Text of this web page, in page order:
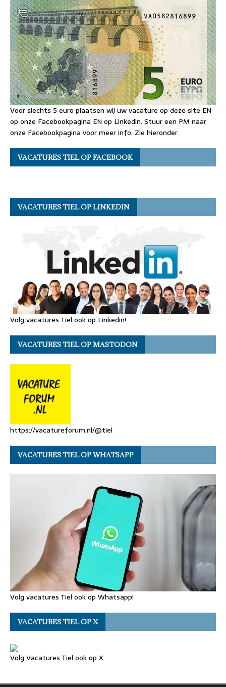
Voor slechts 5 euro plaatsen wij uw vacature op deze site EN
op onze Facebookpagina EN op Linkedin. Stuur een PM naar
onze Facebookpagina voor meer info. Zie hieronder.
VACATURES TIEL OP FACEBOOK
VACATURES TIEL OP LINKEDIN
Volg vacatures Tiel ook op Linkedin!
VACATURES TIEL OP MASTODON
https://vacatureforum.nl/@tiel
VACATURES TIEL OP WHATSAPP
Volg vacatures Tiel ook op Whatsapp!
VACATURES TIEL OP X
Volg Vacatures Tiel ook op X